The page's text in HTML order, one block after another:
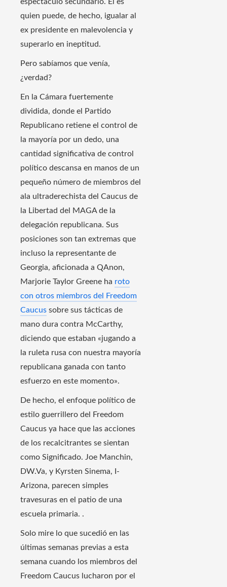
quien puede, de hecho, igualar al
ex presidente en malevolencia y
superarlo en ineptitud.
Pero sabíamos que venía,
¿verdad?
En la Cámara fuertemente
dividida, donde el Partido
Republicano retiene el control de
la mayoría por un dedo, una
cantidad significativa de control
político descansa en manos de un
pequeño número de miembros del
ala ultraderechista del Caucus de
la Libertad del MAGA de la
delegación republicana. Sus
posiciones son tan extremas que
incluso la representante de
Georgia, aficionada a QAnon,
Marjorie Taylor Greene ha roto
con otros miembros del Freedom
Caucus sobre sus tácticas de
mano dura contra McCarthy,
diciendo que estaban «jugando a
la ruleta rusa con nuestra mayoría
republicana ganada con tanto
esfuerzo en este momento».
De hecho, el enfoque político de
estilo guerrillero del Freedom
Caucus ya hace que las acciones
de los recalcitrantes se sientan
como Significado. Joe Manchin,
DW.Va, y Kyrsten Sinema, I-
Arizona, parecen simples
travesuras en el patio de una
escuela primaria. .
Solo mire lo que sucedió en las
últimas semanas previas a esta
semana cuando los miembros del
Freedom Caucus lucharon por el